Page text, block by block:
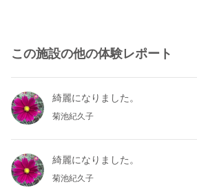
この施設の他の体験レポート
綺麗になりました。
菊池紀久子
綺麗になりました。
菊池紀久子